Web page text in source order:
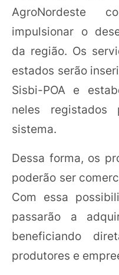
AgroNordeste
impulsionar o
da região. Os
estados serão
Sisbi-POA e
neles
sistema.
Dessa forma, os
poderão ser
Com essa
passarão a
beneficiando
produtores e